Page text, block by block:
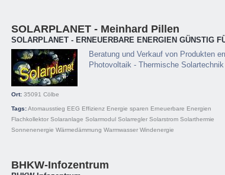
SOLARPLANET - Meinhard Pillen
SOLARPLANET - ERNEUERBARE ENERGIEN GÜNSTIG
Beratung und Verkauf von Produkten
Photovoltaik - Thermische
Ort: 35091 Cölbe
Tags:Atomausstieg EEG Effizienz Energie sparen Erneuerbare Energien
Flachkollektor Solaranlage Solarmodul Solarregler Solarstrom Solarthermie
Sonnenenergie Wärmedämmung Warmwasser Windenergie
BHKW-Infozentrum